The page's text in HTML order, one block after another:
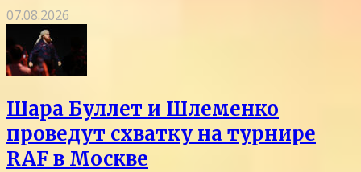
07.08.2026
Шара Буллет и Шлеменко
проведут схватку на турнире
RAF в Москве